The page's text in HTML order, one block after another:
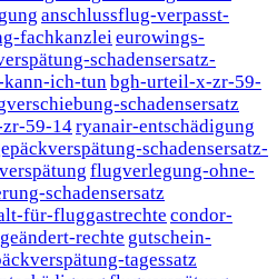
anschlussflug-verpasst-
fachkanzlei eurowings-
schadensersatz-
ich-tun bgh-urteil-x-zr-59-
schadensersatz
59-14ryanair-entschädigung
schadensersatz-
flugverlegung-ohne-
schadensersatz
für-fluggastrechte condor-
rechte gutschein-
tagessatz